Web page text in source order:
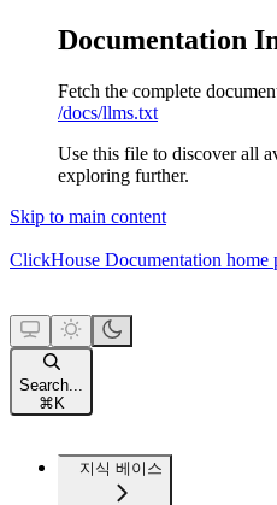
Documentation
Fetch the complete
/docs/llms.txt
Use this file to discover all
exploring further.
Skip to main content
ClickHouse Documentation home
Search...
⌘ K
지식 베이스